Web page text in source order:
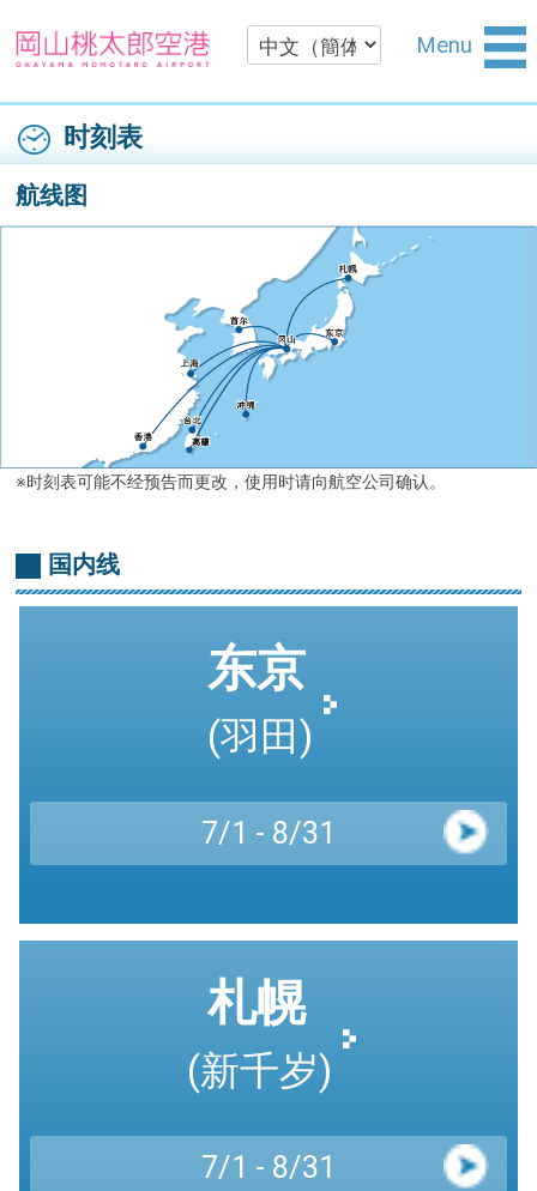
Menu
时刻表
航线图
※时刻表可能不经预告而更改，使用时请向航空公司确认。
国内线
东京
(羽田)
7/1 - 8/31
札幌
(新千岁)
7/1 - 8/31